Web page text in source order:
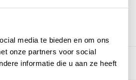
media te bieden en om ons
onze partners voor social
informatie die u aan ze heeft